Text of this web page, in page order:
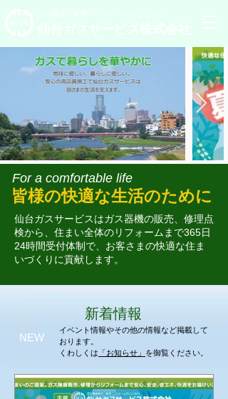
​For a comfortable life
皆様の快適な生活のために
仙台ガスサービスはガス器機の販売、修理点
検から、住まい全体のリフォームまで365日
24時間受付体制で、お客さまの快適な住ま
いづくりに貢献します。
新着情報
NEW
イベント情報やその他の情報など掲載して
おります。
くわしくは 「お知らせ」 を御覧ください。